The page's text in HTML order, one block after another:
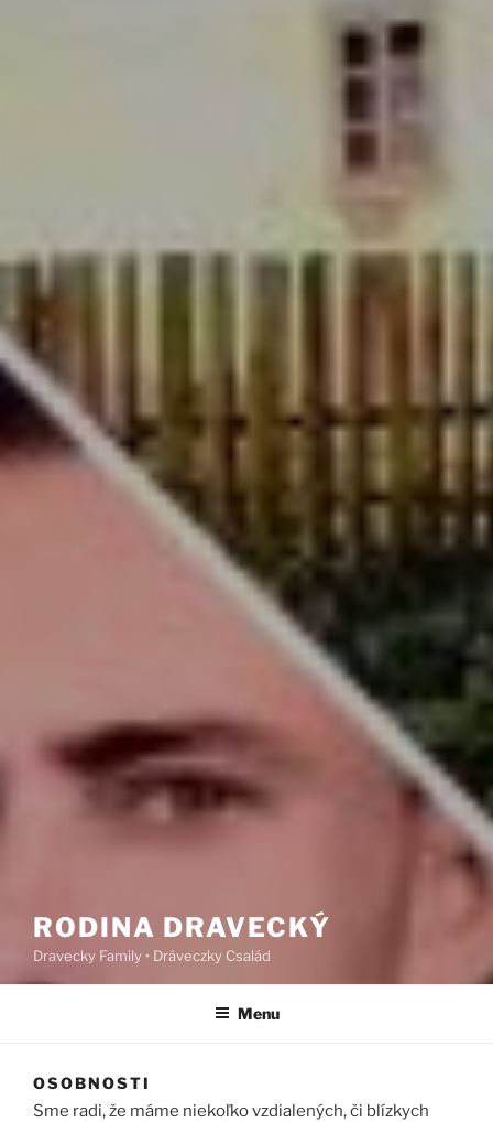
RODINA DRAVECKÝ
Dravecky Family • Dráveczky Család
Menu
OSOBNOSTI
Sme radi, že máme niekoľko vzdialených, či blízkych